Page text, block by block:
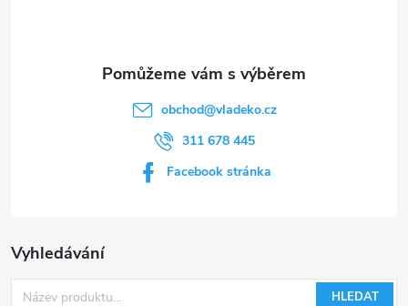
Vyhledávání
HLEDAT
obchod@vladeko.cz
311 678 445
Facebook stránka